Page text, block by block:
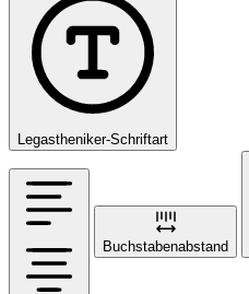
Legastheniker-Schriftart
Buchstabenabstand